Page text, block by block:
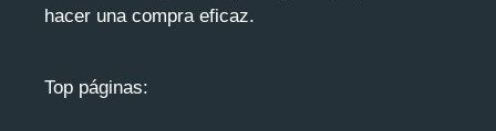
hacer una compra eficaz.
Top páginas: